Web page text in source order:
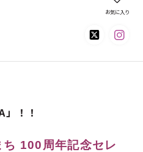
お気に入り
！！
ち 100周年記念セレ